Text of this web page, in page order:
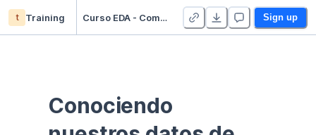
t Training Curso EDA - Communication - Duplicate Sign up
Conociendo